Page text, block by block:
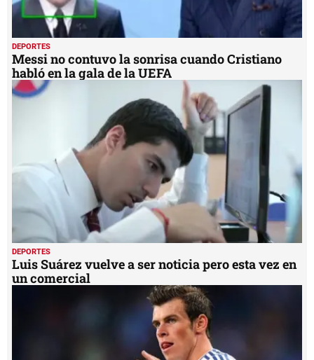
DEPORTES
Messi no contuvo la sonrisa cuando Cristiano
habló en la gala de la UEFA
DEPORTES
Luis Suárez vuelve a ser noticia pero esta vez en
un comercial